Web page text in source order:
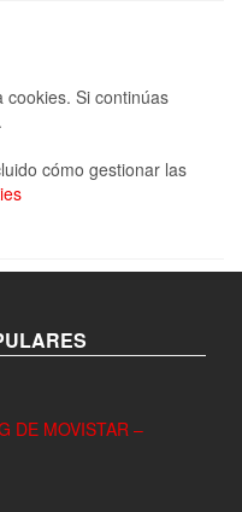
cookies. Si continúas
cómo gestionar las
DE MOVISTAR –